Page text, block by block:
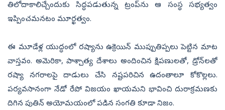
తిలోదాకాలిచ్చేందుకు సిద్ధపడుతున్న ట్రంప్‌ను ఆ సంస్థ సభ్యత్వం
ఇప్పించమనటం మూర్ఖత్వం.
ఈ మూడేళ్ల యుద్ధంలో రష్యాను ఉక్రెయిన్‌ ముప్పుతిప్పలు పెట్టిన మాట
వాస్తవం. అమెరికా, పాశ్చాత్య దేశాలు అందించిన క్షిపణులతో, డ్రోన్‌లతో
రష్యా నగరాలపై దాడులు చేసి నష్టపరిచిన ఉదంతాలూ కోకొల్లలు.
పర్యవసానంగా నేడో రేపో విజయం ఖాయమని భావించి దురాక్రమణకు
దిగిన పుతిన్‌ అయోమయంలో పడిన సంగతి కూడా నిజం.